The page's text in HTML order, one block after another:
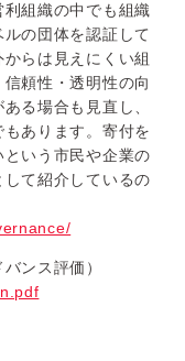
組織の中でも組織
の団体を認証して
らは見えにくい組
頼性・透明性の向
る場合も見直し、
あります。寄付を
いう市民や企業の
て紹介しているの
ンス評価）